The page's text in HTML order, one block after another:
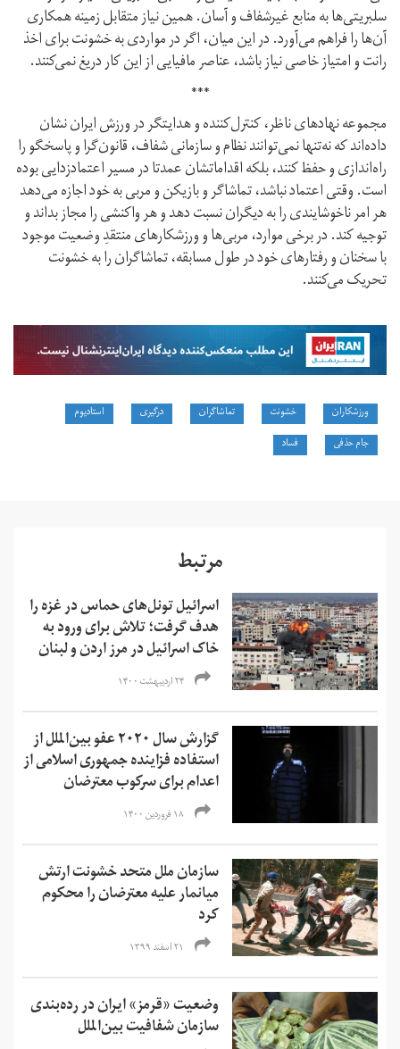
سلبریتی‌ها به منابع غیر‌شفاف و آسان. همین نیاز متقابل زمینه همکاری
آن‌ها را فراهم می‌آورد. در این میان، اگر در مواردی به خشونت برای اخذ
رانت و امتیاز خاصی نیاز باشد، عناصر مافیایی از این کار دریغ نمی‌کنند.
***
مجموعه‌ نهادهای ناظر، کنترل‌کننده و هدایتگر در ورزش ایران نشان
داده‌اند که نه‌تنها نمی‌توانند نظام و سازمانی شفاف، قانون‌گرا و پاسخگو را
راه‌اندازی و حفظ کنند، بلکه اقداماتشان عمدتا در مسیر اعتماد‌زدایی بوده
است. وقتی اعتماد نباشد، تماشاگر و بازیکن و مربی به خود اجازه می‌دهد
هر امر ناخوشایندی را به دیگران نسبت دهد و هر واکنشی را مجاز بداند و
توجیه کند. در برخی موارد، مربی‌ها و ورزشکارهای منتقدِ وضعیت موجود
با سخنان و رفتارهای خود در طول مسابقه، تماشاگران را به خشونت
تحریک می‌کنند.
ورزشکاران خشونت تماشاگران درگیری
استادیوم
جام حذفی
فساد
مرتبط
اسرائیل تونل‌های حماس در غزه را
هدف گرفت؛ تلاش برای ورود به
خاک اسرائیل در مرز اردن و لبنان
۲۴ اردیبهشت ۱۴۰۰
گزارش سال ۲۰۲۰ عفو بین‌الملل از
استفاده فزاینده جمهوری اسلامی از
اعدام برای سرکوب معترضان
۱۸ فروردین ۱۴۰۰
سازمان ملل متحد خشونت ارتش
میانمار علیه معترضان را محکوم
کرد
۲۱ اسفند ۱۳۹۹
وضعیت «قرمز» ایران در رده‌بندی
سازمان شفافیت بین‌الملل‌